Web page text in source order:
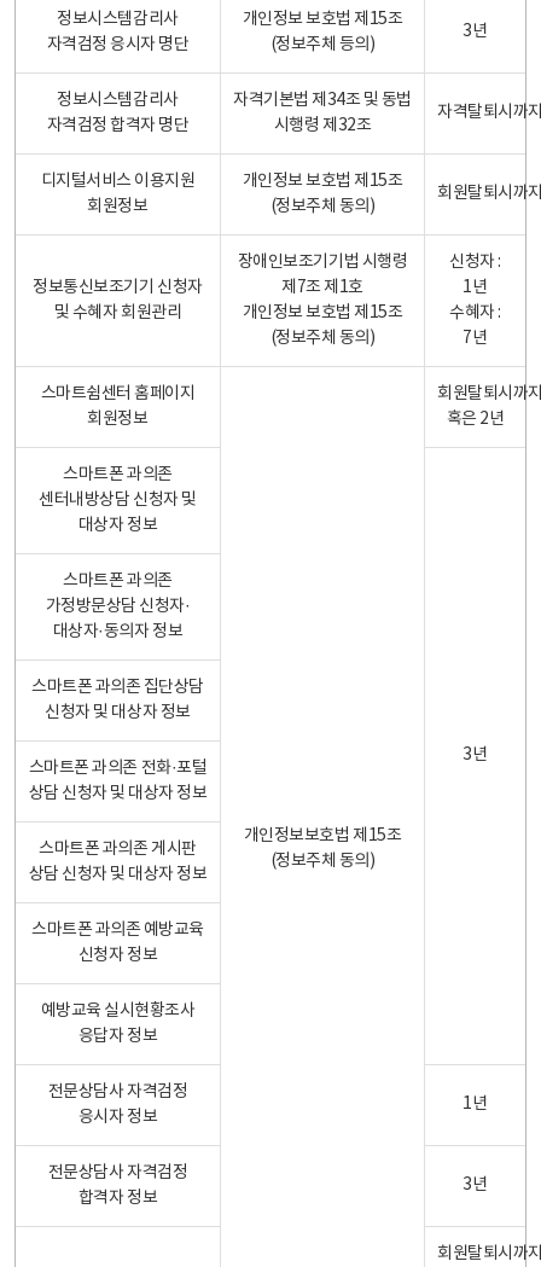
정보시스템감리사
자격검정 응시자 명단
개인정보 보호법 제15조
(정보주체 등의)
3년
정보시스템감리사
자격검정 합격자 명단
자격기본법 제34조 및 동법
시행령 제32조
자격탈퇴시까
디지털서비스 이용지원
회원정보
개인정보 보호법 제15조
(정보주체 동의)
회원탈퇴시까
정보통신보조기기 신청자
및 수혜자 회원관리
장애인보조기기법 시행령
제7조 제1호
개인정보 보호법 제15조
(정보주체 동의)
신청자 :
1년
수혜자 :
7년
스마트쉼센터 홈페이지
회원정보
개인정보보호법 제15조
(정보주체 동의)
회원탈퇴시까
혹은 2년
스마트폰 과의존
센터내방상담 신청자 및
대상자 정보
3년
스마트폰 과의존
가정방문상담 신청자·
대상자·동의자 정보
스마트폰 과의존 집단상담
신청자 및 대상자 정보
스마트폰 과의존 전화·포털
상담 신청자 및 대상자 정보
스마트폰 과의존 게시판
상담 신청자 및 대상자 정보
스마트폰 과의존 예방교육
신청자 정보
예방교육 실시현황조사
응답자 정보
전문상담사 자격검정
응시자 정보
1년
전문상담사 자격검정
합격자 정보
3년
회원탈퇴시까